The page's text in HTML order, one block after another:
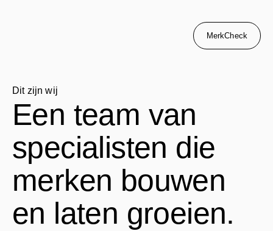
MerkCheck
Dit zijn wij
Een team van
specialisten die
merken bouwen
en laten groeien.